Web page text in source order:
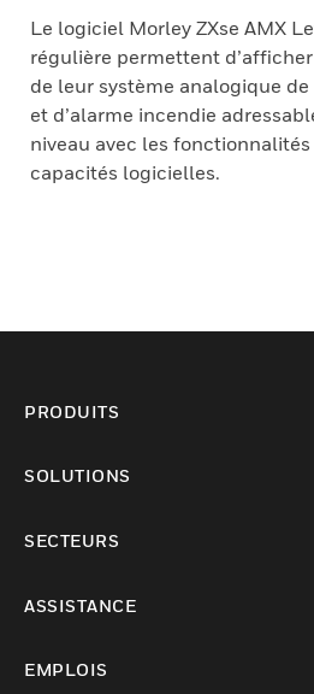
Le logiciel Morley ZXse AMX
régulière permettent
de leur système analogique
et d’alarme incendie
niveau avec les
capacités logicielles.
PRODUITS
SOLUTIONS
SECTEURS
ASSISTANCE
EMPLOIS